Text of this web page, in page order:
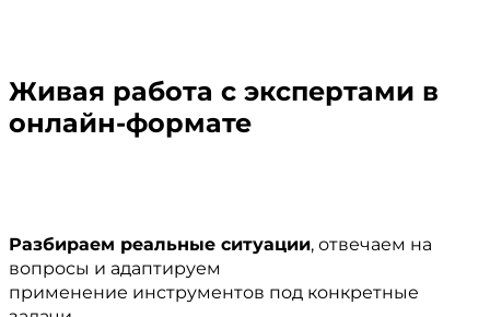
Живая работа с экспертами в
онлайн-формате
Разбираем реальные ситуации, отвечаем на
вопросы и адаптируем
применение инструментов под конкретные